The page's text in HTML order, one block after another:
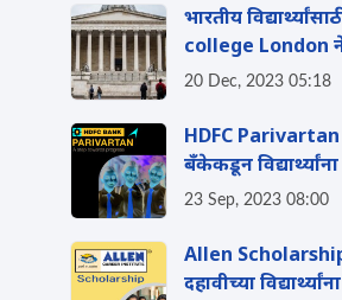
भारतीय
college London
शिष्यवृत्तीचे
20 Dec, 2023 05:18
HDFC
बँकेकडून
जाणनू घ्या परिवर्तन
23 Sep, 2023 08:00
Allen
दहावीच्या